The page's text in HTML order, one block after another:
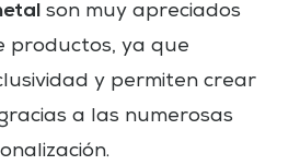
son muy apreciados
productos, ya que
y permiten crear
a las numerosas